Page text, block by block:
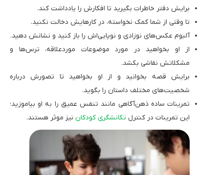
برایش دفتر خاطرات بگیرید تا افکارش را یادداشت کند.
تا وقتی از شما کمک نخواسته، در کارهایش دخالت نکنید.
آلبوم‌ عکس‌های نوزادی و نوپایی‌اش را باز کنید و نشانش دهید.
از او بخواهید در مورد موضوعات موردعلاقه، ترس‌ها و
مشکلاتش نقاشی بکشد.
برایش قصه بخوانید و از او بخواهید تا تصورش درباره
شخصیت‌های مختلف داستان را بگوید.
تمرینات ساده ذهن‌آگاهی مانند تنفس عمیق را به او بیاموزید؛
این تمرینات در کنترل تکانشگری کودکان نیز موثر هستند.